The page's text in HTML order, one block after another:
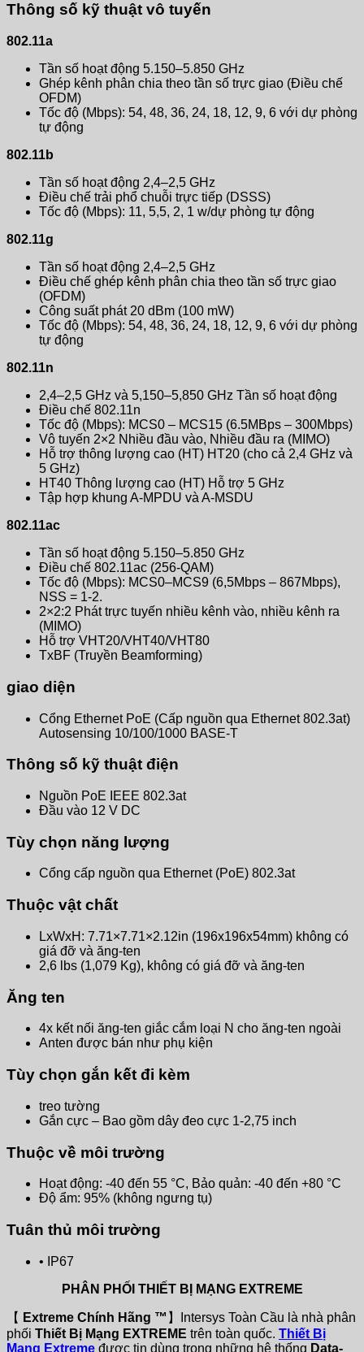
Thông số kỹ thuật vô tuyến
802.11a
Tần số hoạt động 5.150–5.850 GHz
Ghép kênh phân chia theo tần số trực giao (Điều chế
OFDM)
Tốc độ (Mbps): 54, 48, 36, 24, 18, 12, 9, 6 với dự phòng
tự động
802.11b
Tần số hoạt động 2,4–2,5 GHz
Điều chế trải phổ chuỗi trực tiếp (DSSS)
Tốc độ (Mbps): 11, 5,5, 2, 1 w/dự phòng tự động
802.11g
Tần số hoạt động 2,4–2,5 GHz
Điều chế ghép kênh phân chia theo tần số trực giao
(OFDM)
Công suất phát 20 dBm (100 mW)
Tốc độ (Mbps): 54, 48, 36, 24, 18, 12, 9, 6 với dự phòng
tự động
802.11n
2,4–2,5 GHz và 5,150–5,850 GHz Tần số hoạt động
Điều chế 802.11n
Tốc độ (Mbps): MCS0 – MCS15 (6.5MBps – 300Mbps)
Vô tuyến 2×2 Nhiều đầu vào, Nhiều đầu ra (MIMO)
Hỗ trợ thông lượng cao (HT) HT20 (cho cả 2,4 GHz và
5 GHz)
HT40 Thông lượng cao (HT) Hỗ trợ 5 GHz
Tập hợp khung A-MPDU và A-MSDU
802.11ac
Tần số hoạt động 5.150–5.850 GHz
Điều chế 802.11ac (256-QAM)
Tốc độ (Mbps): MCS0–MCS9 (6,5Mbps – 867Mbps),
NSS = 1-2.
2×2:2 Phát trực tuyến nhiều kênh vào, nhiều kênh ra
(MIMO)
Hỗ trợ VHT20/VHT40/VHT80
TxBF (Truyền Beamforming)
giao diện
Cổng Ethernet PoE (Cấp nguồn qua Ethernet 802.3at)
Autosensing 10/100/1000 BASE-T
Thông số kỹ thuật điện
Nguồn PoE IEEE 802.3at
Đầu vào 12 V DC
Tùy chọn năng lượng
Cổng cấp nguồn qua Ethernet (PoE) 802.3at
Thuộc vật chất
LxWxH: 7.71×7.71×2.12in (196x196x54mm) không có
giá đỡ và ăng-ten
2,6 lbs (1,079 Kg), không có giá đỡ và ăng-ten
Ăng ten
4x kết nối ăng-ten giắc cắm loại N cho ăng-ten ngoài
Anten được bán như phụ kiện
Tùy chọn gắn kết đi kèm
treo tường
Gắn cực – Bao gồm dây đeo cực 1-2,75 inch
Thuộc về môi trường
Hoạt động: -40 đến 55 °C, Bảo quản: -40 đến +80 °C
Độ ẩm: 95% (không ngưng tụ)
Tuân thủ môi trường
• IP67
PHÂN PHỐI THIẾT BỊ MẠNG EXTREME
【 Extreme Chính Hãng ™ 】Intersys Toàn Cầu là nhà phân
phối Thiết Bị Mạng EXTREME trên toàn quốc. Thiết Bị
Mạng Extreme được tin dùng trong những hệ thống Data-